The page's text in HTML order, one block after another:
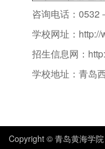
咨询电话： 0532
学校网址： http://
招生信息网：
学校地址：青岛
Copyright © 青岛黄海学